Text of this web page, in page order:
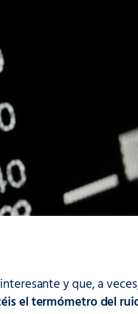
y que, a
el termómetro del